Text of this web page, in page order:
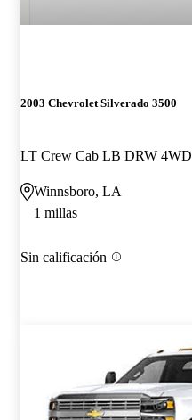
2003 Chevrolet Silverado 3500
LT Crew Cab LB DRW 4WD
Winnsboro, LA
1 millas
Sin calificación